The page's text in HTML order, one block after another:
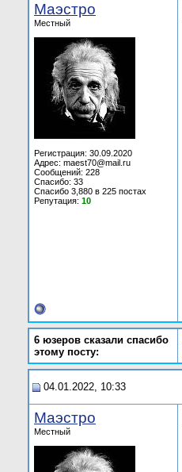
Маэстро
Местный
Регистрация: 30.09.2020
Адрес: maest70@mail.ru
Сообщений: 228
Спасибо: 33
Спасибо 3,880 в 225 постах
Репутация: 10
6 юзеров сказали спасибо
этому посту:
04.01.2022, 10:33
Маэстро
Местный